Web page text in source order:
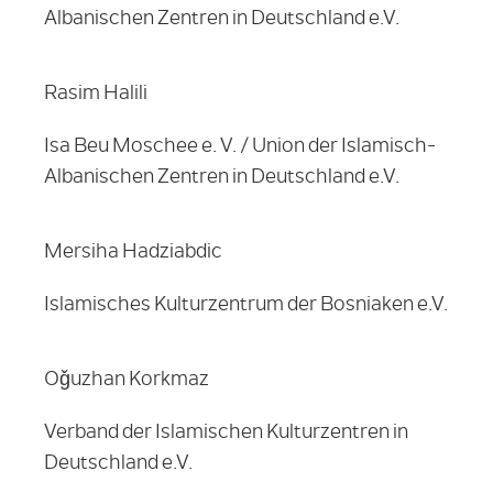
Albanischen Zentren in Deutschland e.V.
Rasim Halili
Isa Beu Moschee e. V. / Union der Islamisch-
Albanischen Zentren in Deutschland e.V.
Mersiha Hadziabdic
Islamisches Kulturzentrum der Bosniaken e.V.
Oǧuzhan Korkmaz
Verband der Islamischen Kulturzentren in
Deutschland e.V.